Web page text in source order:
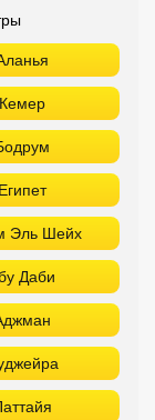
Кемер
Египет
Эль Шейх
Даби